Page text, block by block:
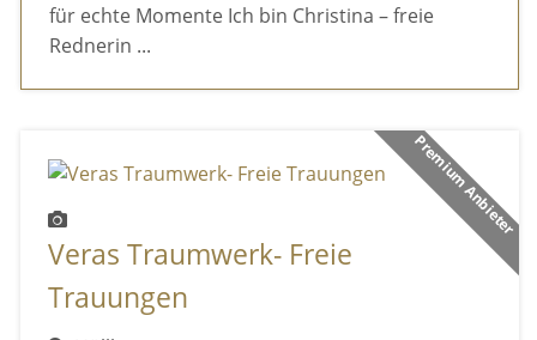
für echte Momente Ich bin Christina – freie
Rednerin ...
Premium Anbieter
Veras Traumwerk- Freie
Trauungen